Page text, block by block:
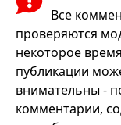
Все
проверяются
некоторое
публикации
внимательны -
комментарии,